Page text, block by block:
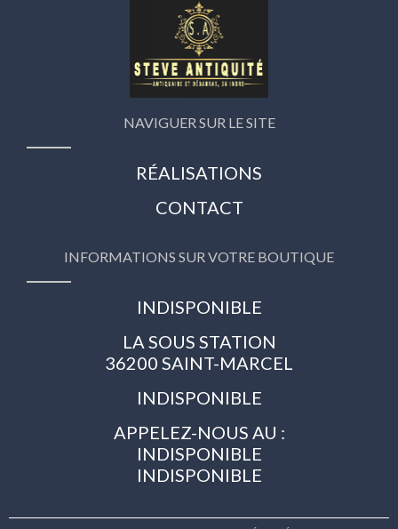
NAVIGUER SUR LE SITE
RÉALISATIONS
CONTACT
INFORMATIONS SUR VOTRE BOUTIQUE
INDISPONIBLE
LA SOUS STATION
36200 SAINT-MARCEL
INDISPONIBLE
APPELEZ-NOUS AU :
INDISPONIBLE
INDISPONIBLE